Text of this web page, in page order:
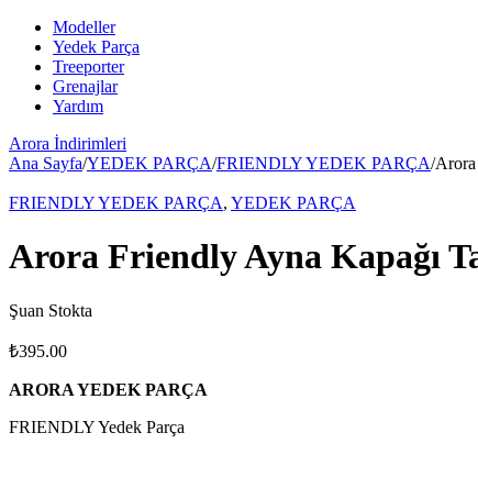
Modeller
Yedek Parça
Treeporter
Grenajlar
Yardım
Arora İndirimleri
Ana Sayfa/YEDEK PARÇA/FRIENDLY YEDEK PARÇA/Arora
FRIENDLY YEDEK PARÇA, YEDEK PARÇA
Arora Friendly Ayna Kapağı
Şuan Stokta
₺395.00
ARORA YEDEK PARÇA
FRIENDLY Yedek Parça